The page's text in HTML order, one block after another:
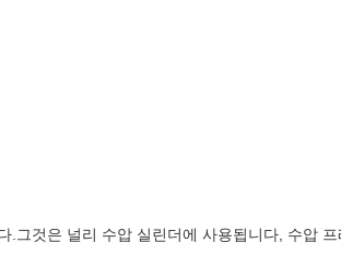
것은 널리 수압 실린더에 사용됩니다, 수압